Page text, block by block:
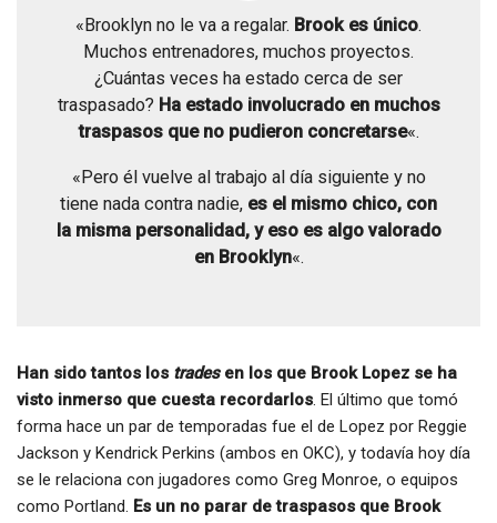
«Brooklyn no le va a regalar. Brook es único.
Muchos entrenadores, muchos proyectos.
¿Cuántas veces ha estado cerca de ser
traspasado? Ha estado involucrado en muchos
traspasos que no pudieron concretarse«.
«Pero él vuelve al trabajo al día siguiente y no
tiene nada contra nadie, es el mismo chico, con
la misma personalidad, y eso es algo valorado
en Brooklyn«.
Han sido tantos los tradesen los que Brook Lopez se ha
visto inmerso que cuesta recordarlos. El último que tomó
forma hace un par de temporadas fue el de Lopez por Reggie
Jackson y Kendrick Perkins (ambos en OKC), y todavía hoy día
se le relaciona con jugadores como Greg Monroe, o equipos
como Portland. Es un no parar de traspasos que Brook